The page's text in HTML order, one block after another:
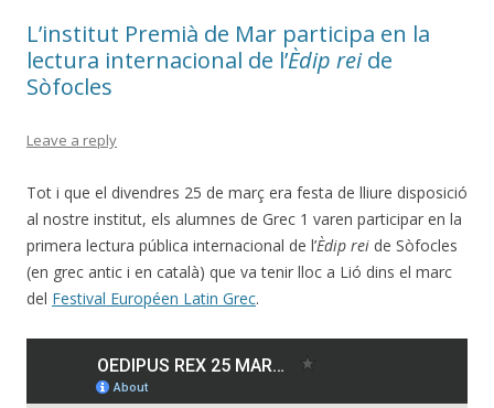
L’institut Premià de Mar participa en la
lectura internacional de l’Èdip reide
Sòfocles
Leave a reply
Tot i que el divendres 25 de març era festa de lliure disposició
al nostre institut, els alumnes de Grec 1 varen participar en la
primera lectura pública internacional de l’Èdip rei de Sòfocles
(en grec antic i en català) que va tenir lloc a Lió dins el marc
del Festival Européen Latin Grec.